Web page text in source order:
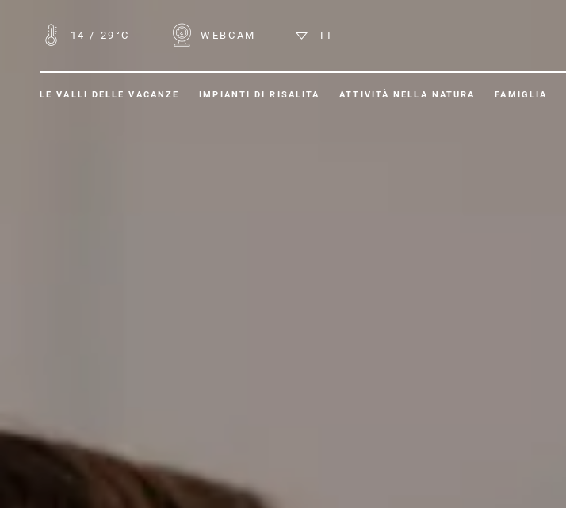
14 / 29°C WEBCAM IT
LE VALLI DELLE VACANZE IMPIANTI DI RISALITA ATTIVITÀ NELLA NATURA FAMIGLIA